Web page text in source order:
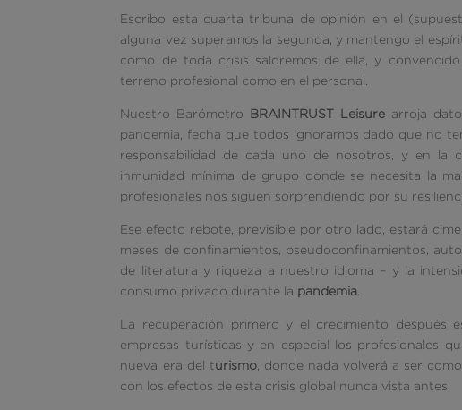
Escribo esta cuarta tribuna de opinión en el
alguna vez superamos la segunda, y mantengo el
como de toda crisis saldremos de ella, y
terreno profesional como en el personal.
Nuestro Barómetro BRAINTRUST Leisure arroja
pandemia, fecha que todos ignoramos dado que no
responsabilidad de cada uno de nosotros, y en la
inmunidad mínima de grupo donde se necesita la
profesionales nos siguen sorprendiendo por su
Ese efecto rebote, previsible por otro lado, estará
meses de confinamientos, pseudoconfinamientos,
de literatura y riqueza a nuestro idioma – y la
consumo privado durante la pandemia
La recuperación primero y el crecimiento después
empresas turísticas y en especial los profesionales
nueva era del turismo, donde nada volverá a ser
con los efectos de esta crisis global nunca vista antes.